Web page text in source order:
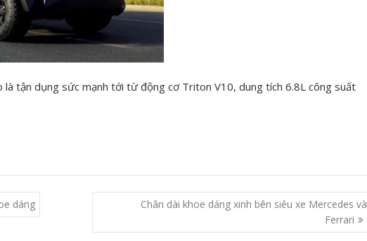
là tận dụng sức mạnh tới từ động cơ Triton V10, dung tích 6.8L công suất
dáng
Chân dài khoe dáng xinh bên siêu xe Mercedes và
Ferrari